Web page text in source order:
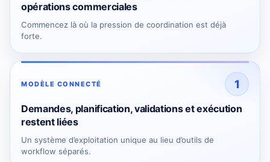
opérations commerciales
Commencez là où la pression de coordination est déjà
forte.
MODÈLE CONNECTÉ 1
Demandes, planification, validations et exécution
restent liées
Un système d’exploitation unique au lieu d’outils de
workflow séparés.